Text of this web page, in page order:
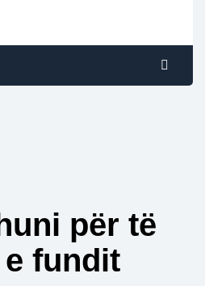
për të
fundit